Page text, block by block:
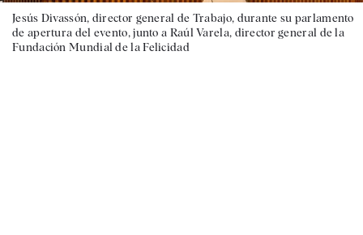
Jesús Divassón, director general de Trabajo, durante su parlamento
de apertura del evento, junto a Raúl Varela, director general de la
Fundación Mundial de la Felicidad